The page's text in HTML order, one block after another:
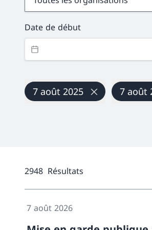
Date de début
7 août 2025 7 août
2948 Résultats
7 août 2026